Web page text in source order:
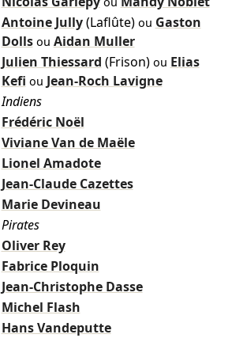
Antoine Jully (Laflûte) ou Gaston
Dolls ou Aidan Muller
Julien Thiessard (Frison) ou Elias
Kefi ou Jean-Roch Lavigne
Indiens
Frédéric Noël
Viviane Van de Maële
Lionel Amadote
Jean-Claude Cazettes
Marie Devineau
Pirates
Oliver Rey
Fabrice Ploquin
Jean-Christophe Dasse
Michel Flash
Hans Vandeputte